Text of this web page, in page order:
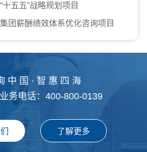
五五”战略规划项目
团薪酬绩效体系优化咨询项目
中 国 · 智 惠 四 海
务电话：400-800-0139